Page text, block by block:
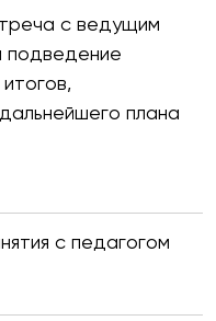
с ведущим
подведение
плана
с педагогом